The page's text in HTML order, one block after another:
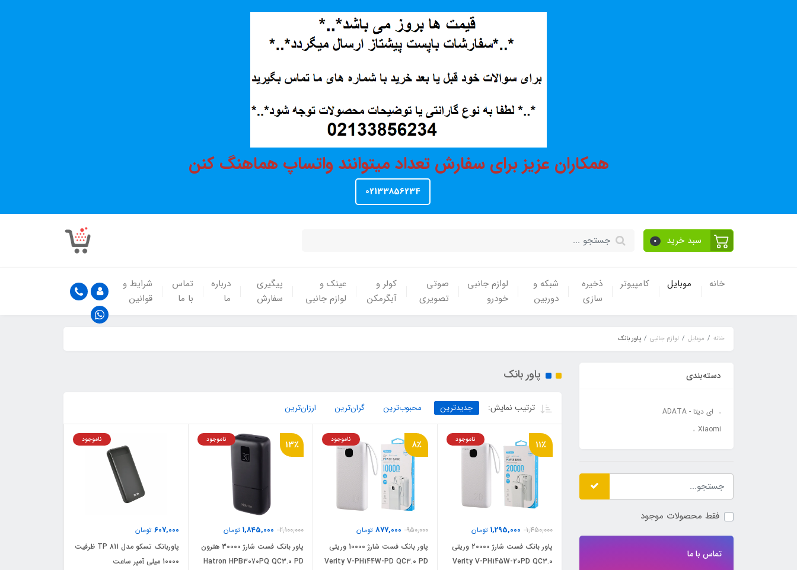
همکاران عزیز برای سفارش تعداد میتوانند واتساپ هماهنگ کنن
02133856234
سبد خرید 0
خانه موبایل کامپیوتر
ذخیره
سازی
شبکه و
دوربین
لوازم جانبی
خودرو
صوتی
تصویری
کولر و
آبگرمکن
عینک و
لوازم جانبی
پیگیری
سفارش
درباره
ما
تماس
با ما
شرایط و
قوانین
خانه موبایل لوازم جانبی پاور بانک
دسته‌بندی
ای دیتا - ADATA
Xiaomi
فقط محصولات موجود
تماس با ما
پاور بانک
ترتیب نمایش: جدیدترین محبوب‌ترین گران‌ترین ارزان‌ترین
11٪
1,450,000
1,295,000 تومان
ناموجود
پاور بانک فست شارژ 20000 وریتی
Verity V-PH145W-20PD QC3.0
8٪
950,000
877,000 تومان
ناموجود
پاور بانک فست شارژ 10000 وریتی
Verity V-PH144W-PD QC3.0 PD
13٪
2,100,000
1,845,000 تومان
ناموجود
پاور بانک فست شارژ 30000 هترون
Hatron HPB3070PQ QC3.0 PD
607,000 تومان
ناموجود
پاوربانک تسکو مدل TP 811 ظرفیت
10000 میلی آمپر ساعت